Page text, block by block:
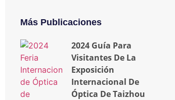
Más Publicaciones
2024 Guía Para
Visitantes De La
Exposición
Internacional De
Óptica De Taizhou